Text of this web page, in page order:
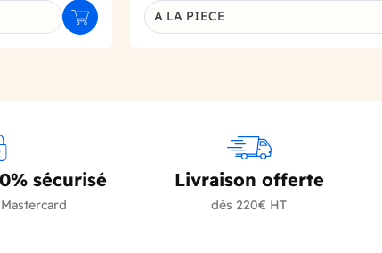
Ajouter au panierDéclinaison du produit
A LA PIECE
sécurisé Livraison offerte
dès 220€ HT